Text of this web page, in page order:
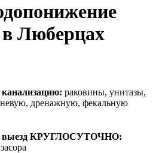
Люберцах
раковины, унитазы,
дренажную, фекальную
выезд КРУГЛОСУТОЧНО: